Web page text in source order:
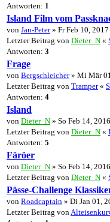
Antworten: 1
Island Film vom
von Jan-Peter» Fr Feb 10,
Letzter Beitrag von Dieter_N «
Antworten: 3
Frage
von Bergschleicher» Mi Mär
Letzter Beitrag von Tramper«
Antworten: 4
Island
von Dieter_N » So Feb 14,
Letzter Beitrag von Dieter_N «
Antworten: 5
Färöer
von Dieter_N » So Feb 14,
Letzter Beitrag von Dieter_N «
Pässe-Challenge
von Roadcaptain » Di Jan 01,
Letzter Beitrag von